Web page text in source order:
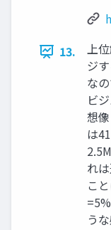
13.
上
ジ
な
ビ
想
は
れ
こ
う